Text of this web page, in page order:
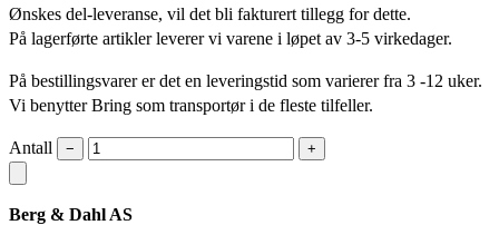
Ønskes del-leveranse, vil det bli fakturert tillegg for dette.
På lagerførte artikler leverer vi varene i løpet av 3-5 virkedager.
På bestillingsvarer er det en leveringstid som varierer fra 3 -12 uker.
Vi benytter Bring som transportør i de fleste tilfeller.
Antall − +
Berg & Dahl AS